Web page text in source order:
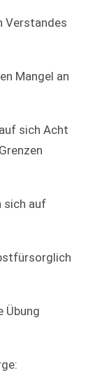
Verstandes
Mangel an
sich Acht
sich auf
Übung